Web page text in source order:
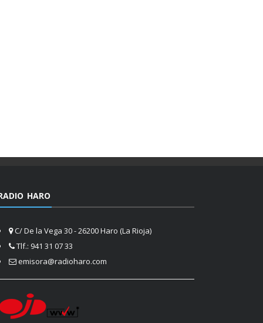
HARO
C/ De la Vega 30 - 26200 Haro (La Rioja)
Tlf.: 941 31 07 33
emisora@radioharo.com